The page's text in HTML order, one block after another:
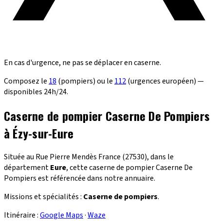
En cas d'urgence, ne pas se déplacer en caserne.
Composez le 18 (pompiers) ou le 112(urgences européen) —
disponibles 24h/24.
Caserne de pompier Caserne De Pompiers
à Ézy-sur-Eure
Située au Rue Pierre Mendès France (27530), dans le
départementEure, cette caserne de pompier Caserne De
Pompiers est référencée dans notre annuaire.
Missions et spécialités : Caserne de pompiers.
Itinéraire :Google Maps·Waze